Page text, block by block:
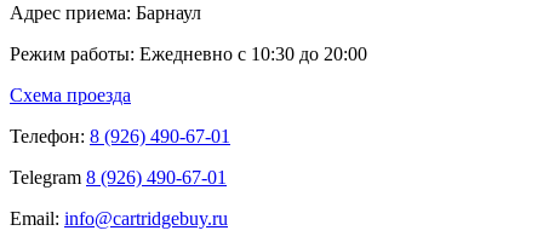
Адрес приема: Барнаул
Режим работы: Ежедневно с 10:30 до 20:00
Схема проезда
Телефон: 8 (926) 490-67-01
Telegram 8 (926) 490-67-01
Email: info@cartridgebuy.ru